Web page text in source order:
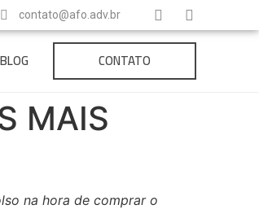
contato@afo.adv.br
BLOG CONTATO
MAIS
na hora de comprar o